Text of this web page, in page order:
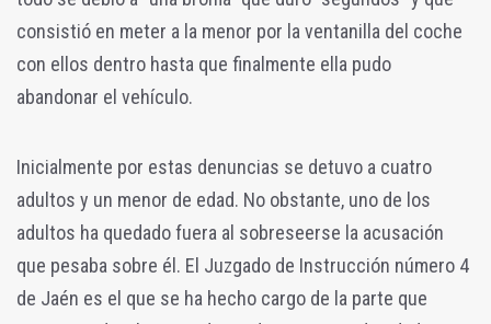
consistió en meter a la menor por la ventanilla del coche
con ellos dentro hasta que finalmente ella pudo
abandonar el vehículo.
Inicialmente por estas denuncias se detuvo a cuatro
adultos y un menor de edad. No obstante, uno de los
adultos ha quedado fuera al sobreseerse la acusación
que pesaba sobre él. El Juzgado de Instrucción número 4
de Jaén es el que se ha hecho cargo de la parte que